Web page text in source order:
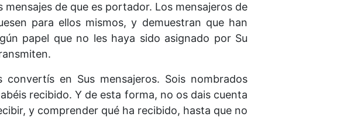
de que es portador. Los mensajeros de
para ellos mismos, y demuestran que han
papel que no les haya sido asignado por Su
en Sus mensajeros. Sois nombrados
recibido. Y de esta forma, no os dais cuenta
y comprender qué ha recibido, hasta que no